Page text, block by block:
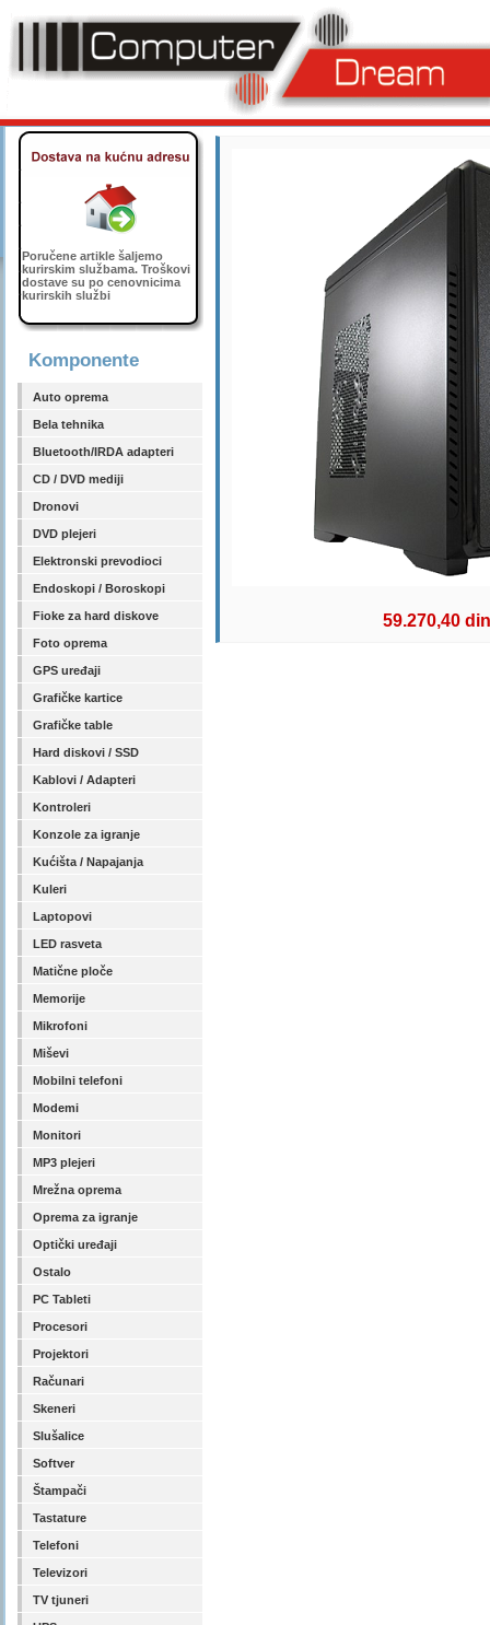
Poručene artikle šaljemo
kurirskim službama. Troškovi
dostave su po cenovnicima
kurirskih službi
Komponente
Auto oprema
Bela tehnika
Bluetooth/IRDA adapteri
CD / DVD mediji
Dronovi
DVD plejeri
Elektronski prevodioci
Endoskopi / Boroskopi
Fioke za hard diskove
Foto oprema
GPS uređaji
Grafičke kartice
Grafičke table
Hard diskovi / SSD
Kablovi / Adapteri
Kontroleri
Konzole za igranje
Kućišta / Napajanja
Kuleri
Laptopovi
LED rasveta
Matične ploče
Memorije
Mikrofoni
Miševi
Mobilni telefoni
Modemi
Monitori
MP3 plejeri
Mrežna oprema
Oprema za igranje
Optički uređaji
Ostalo
PC Tableti
Procesori
Projektori
Računari
Skeneri
Slušalice
Softver
Štampači
Tastature
Telefoni
Televizori
TV tjuneri
59.270,40